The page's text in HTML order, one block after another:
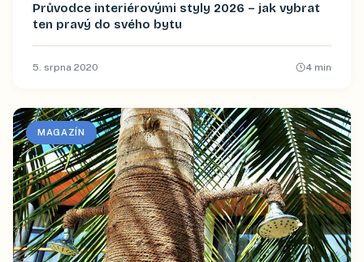
Průvodce interiérovými styly 2026 – jak vybrat
ten pravý do svého bytu
5. srpna 2020 4 min
MAGAZÍN